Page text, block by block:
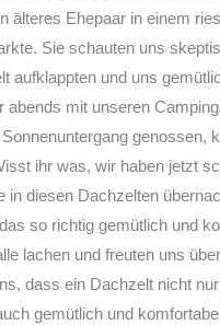
älteres Ehepaar in einem
Sie schauten uns
aufklappten und uns
abends mit unseren
genossen,
ihr was, wir haben jetzt
in diesen Dachzelten
so richtig gemütlich und
lachen und freuten uns
dass ein Dachzelt nicht
gemütlich und